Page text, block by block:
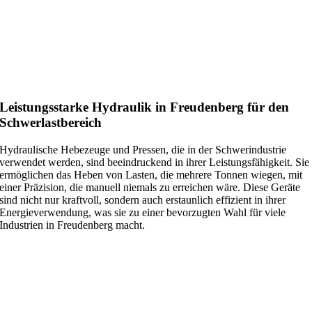
Leistungsstarke Hydraulik in Freudenberg für den
Schwerlastbereich
Hydraulische Hebezeuge und Pressen, die in der Schwerindustrie
verwendet werden, sind beeindruckend in ihrer Leistungsfähigkeit. Sie
ermöglichen das Heben von Lasten, die mehrere Tonnen wiegen, mit
einer Präzision, die manuell niemals zu erreichen wäre. Diese Geräte
sind nicht nur kraftvoll, sondern auch erstaunlich effizient in ihrer
Energieverwendung, was sie zu einer bevorzugten Wahl für viele
Industrien in Freudenberg macht.